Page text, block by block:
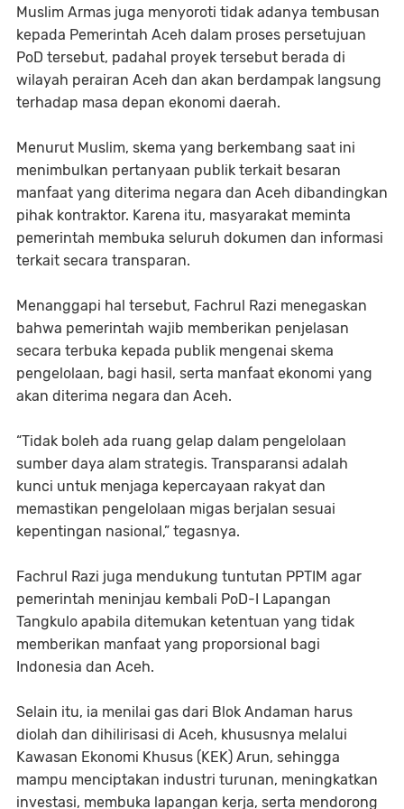
‎Muslim Armas juga menyoroti tidak adanya tembusan
kepada Pemerintah Aceh dalam proses persetujuan
PoD tersebut, padahal proyek tersebut berada di
wilayah perairan Aceh dan akan berdampak langsung
terhadap masa depan ekonomi daerah.
‎Menurut Muslim, skema yang berkembang saat ini
menimbulkan pertanyaan publik terkait besaran
manfaat yang diterima negara dan Aceh dibandingkan
pihak kontraktor. Karena itu, masyarakat meminta
pemerintah membuka seluruh dokumen dan informasi
terkait secara transparan.
‎Menanggapi hal tersebut, Fachrul Razi menegaskan
bahwa pemerintah wajib memberikan penjelasan
secara terbuka kepada publik mengenai skema
pengelolaan, bagi hasil, serta manfaat ekonomi yang
akan diterima negara dan Aceh.
‎“Tidak boleh ada ruang gelap dalam pengelolaan
sumber daya alam strategis. Transparansi adalah
kunci untuk menjaga kepercayaan rakyat dan
memastikan pengelolaan migas berjalan sesuai
kepentingan nasional,” tegasnya.
‎Fachrul Razi juga mendukung tuntutan PPTIM agar
pemerintah meninjau kembali PoD-I Lapangan
Tangkulo apabila ditemukan ketentuan yang tidak
memberikan manfaat yang proporsional bagi
Indonesia dan Aceh.
‎Selain itu, ia menilai gas dari Blok Andaman harus
diolah dan dihilirisasi di Aceh, khususnya melalui
Kawasan Ekonomi Khusus (KEK) Arun, sehingga
mampu menciptakan industri turunan, meningkatkan
investasi, membuka lapangan kerja, serta mendorong